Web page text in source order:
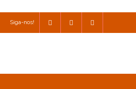
Siga-nos!